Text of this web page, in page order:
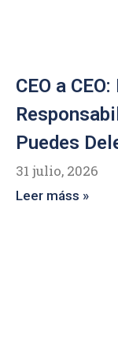
CEO a
Puedes
31 julio, 2026
Leer máss »